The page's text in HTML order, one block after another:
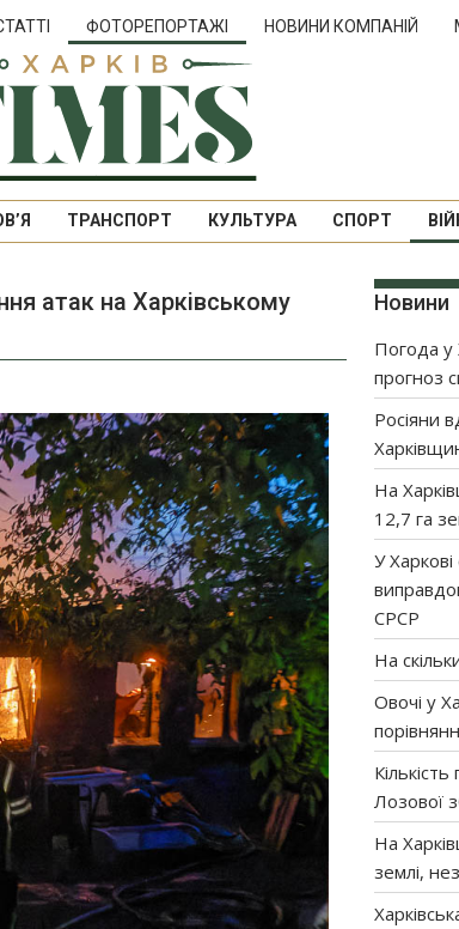
ФОТОРЕПОРТАЖІ НОВИНИ КОМПАНІЙ
ТРАНСПОРТ КУЛЬТУРА СПОРТ
атак на Харківському
Новини
Погода у
прогноз
Росіяни
На
12,7 га
У
СРСР
На
Овочі у
Лозової
На
землі,